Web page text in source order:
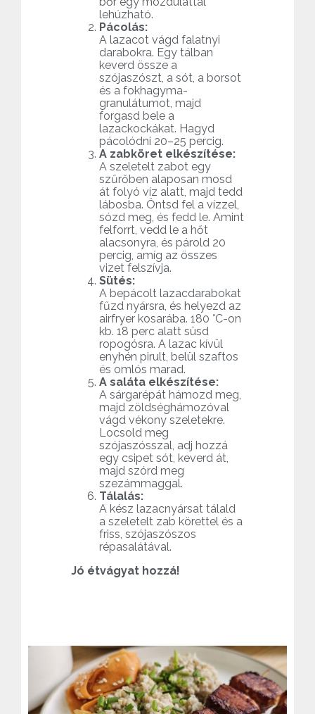
lehúzható.
Pácolás:
A lazacot vágd falatnyi
darabokra. Egy tálban
keverd össze a
szójaszószt, a sót, a borsot
és a fokhagyma-
granulátumot, majd
forgasd bele a
lazackockákat. Hagyd
pácolódni 20–25 percig.
A zabköret elkészítése:
A szeletelt zabot egy
szűrőben alaposan mosd
át folyó víz alatt, majd tedd
lábosba. Öntsd fel a vízzel,
sózd meg, és fedd le. Amint
felforrt, vedd le a hőt
alacsonyra, és párold 20
percig, amíg az összes
vizet felszívja.
Sütés:
A bepácolt lazacdarabokat
fűzd nyársra, és helyezd az
airfryer kosarába. 180 °C-on
kb. 18 perc alatt süsd
ropogósra. A lazac kívül
enyhén pirult, belül szaftos
és omlós marad.
A saláta elkészítése:
A sárgarépát hámozd meg,
majd zöldséghámozóval
vágd vékony szeletekre.
Locsold meg
szójaszósszal, adj hozzá
egy csipet sót, keverd át,
majd szórd meg
szezámmaggal.
Tálalás:
A kész lazacnyársat tálald
a szeletelt zab körettel és a
friss, szójaszószos
répasalátával.
Jó étvágyat hozzá!